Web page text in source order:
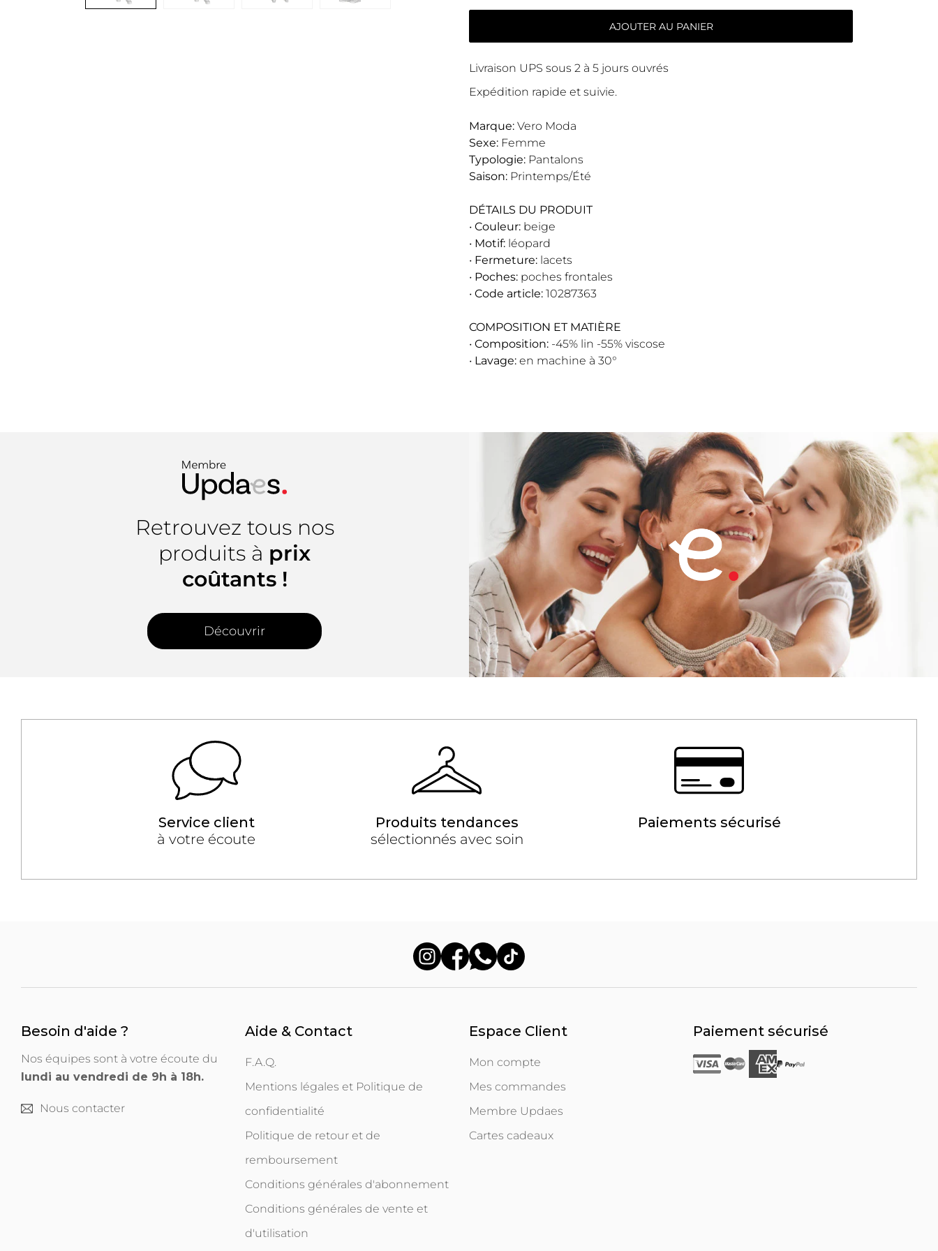
AJOUTER AU PANIER
Livraison UPS sous 2 à 5 jours ouvrés
Expédition rapide et suivie.
Marque: Vero Moda
Sexe: Femme
Typologie: Pantalons
Saison: Printemps/Été
DÉTAILS DU PRODUIT
• Couleur: beige
• Motif: léopard
• Fermeture: lacets
• Poches: poches frontales
• Code article: 10287363
COMPOSITION ET MATIÈRE
• Composition: -45% lin -55% viscose
• Lavage: en machine à 30°
Retrouvez tous nos
produits à prix
coûtants !
Découvrir
Service client
à votre écoute
Produits tendances
sélectionnés avec soin
Paiements sécurisé
Besoin d'aide ?
Nos équipes sont à votre écoute du
lundi au vendredi de 9h à 18h.
Nous contacter
Aide & Contact
F.A.Q.
Mentions légales et Politique de
confidentialité
Politique de retour et de
remboursement
Conditions générales d'abonnement
Conditions générales de vente et
d'utilisation
Espace Client
Mon compte
Mes commandes
Membre Updaes
Cartes cadeaux
Paiement sécurisé